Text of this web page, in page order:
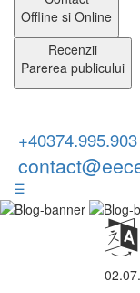
Offline si Online
Recenzii
Parerea publicului
+40374.995.903
☰